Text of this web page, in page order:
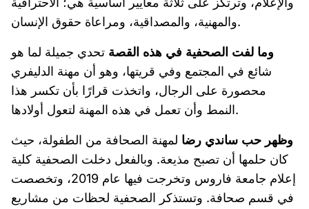
والمهنية، والمصداقية، ومراعاة حقوق الإنسان.
وما لفت الصحفية في هذه القصة تحدي جميلة لما هو
شائع في المجتمع وفي قريتها، وهو أن مهنة الدليفري
محصورة على الرجال، واتخذت قرارًا بأن تكسر هذا
النمط وأن تعمل في هذه المهنة لتعول أولادها.
وظهر حب ساندي رضا لمهنة الصحافة من الطفولة، حيث
كان حلمها أن تصبح مذيعة. وبالفعل دخلت الصحفية كلية
إعلام جامعة فاروس وتخرجت فيها عام 2019، وتخصصت
في قسم صحافة. وتستذكر الصحفية لحظات من مشاريع